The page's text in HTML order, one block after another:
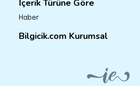
İçerik Türüne Göre
Haber
Bilgicik.com Kurumsal